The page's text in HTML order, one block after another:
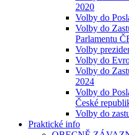
2020
Volby do
Volby do
Parlamentu
Volby
Volby do
Volby do
2024
Volby do
České
Volby do
Praktické info